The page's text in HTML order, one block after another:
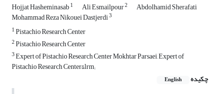
Hojjat Hasheminasab1 Ali Esmailpour2 Abdolhamid Sherafati
Mohammad Reza Nikouei Dastjerdi3
1Pistachio Research Center
2Pistachio Research Center
3Expert of Pistachio Research Center Mokhtar Parsaei, Expert of
Pistachio Research Center&lrm;
چکیده
English